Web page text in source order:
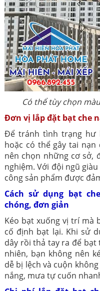
Có thể tùy chọn
Đơn vị lắp đặt bạt che
Để tránh tình trạng hư
hoặc có thể gây tai
nên chọn những cơ sở,
nghiệm. Với đội ngũ
công sản phẩm được
Cách sử dụng bạt
chóng, đơn giản
Kéo bạt xuống vị trí mà
cố định bạt lại. Khi sử
dây rồi thả tay ra để bạt
nhiên, bạn không nên
dễ bị lệch và cuộn
nắng, mưa tự cuốn